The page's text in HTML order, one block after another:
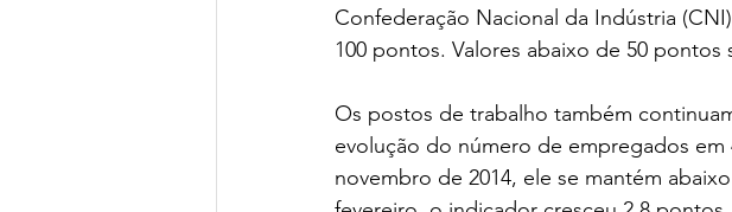
Confederação Nacional da Indústria
100 pontos. Valores abaixo de 50 pontos
Os postos de trabalho também
evolução do número de empregados
novembro de 2014, ele se mantém